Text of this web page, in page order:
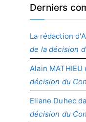
Derniers
La rédaction
de la décision
Alain MATHIEU
décision du
Eliane Duhec
décision du